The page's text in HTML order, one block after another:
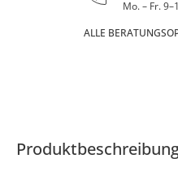
Mo. – Fr.
ALLE